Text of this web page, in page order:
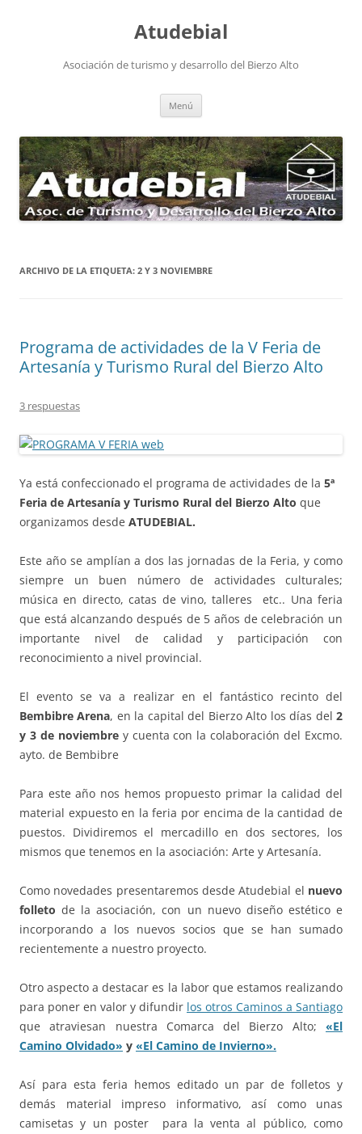
Atudebial
Asociación de turismo y desarrollo del Bierzo Alto
Menú
ARCHIVO DE LA ETIQUETA: 2 Y 3 NOVIEMBRE
Programa de actividades de la V Feria de
Artesanía y Turismo Rural del Bierzo Alto
3 respuestas
Ya está confeccionado el programa de actividades de la 5ª
Feria de Artesanía y Turismo Rural del Bierzo Alto que
organizamos desde ATUDEBIAL.
Este año se amplían a dos las jornadas de la Feria, y como
siempre un buen número de actividades culturales;
música en directo, catas de vino, talleres etc.. Una feria
que está alcanzando después de 5 años de celebración un
importante nivel de calidad y participación con
reconocimiento a nivel provincial.
El evento se va a realizar en el fantástico recinto del
Bembibre Arena, en la capital del Bierzo Alto los días del2
y 3 de noviembre y cuenta con la colaboración del Excmo.
ayto. de Bembibre
Para este año nos hemos propuesto primar la calidad del
material expuesto en la feria por encima de la cantidad de
puestos. Dividiremos el mercadillo en dos sectores, los
mismos que tenemos en la asociación: Arte y Artesanía.
Como novedades presentaremos desde Atudebial el nuevo
folleto de la asociación, con un nuevo diseño estético e
incorporando a los nuevos socios que se han sumado
recientemente a nuestro proyecto.
Otro aspecto a destacar es la labor que estamos realizando
para poner en valor y difundir los otros Caminos a Santiago
que atraviesan nuestra Comarca del Bierzo Alto; «El
Camino Olvidado» y «El Camino de Invierno».
Así para esta feria hemos editado un par de folletos y
demás material impreso informativo, así como unas
camisetas y un poster para la venta al público, como